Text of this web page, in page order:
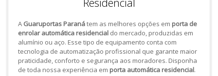
A Guaruportas Paranátem as melhores opções em porta de
enrolar automática residencialdo mercado, produzidas em
alumínio ou aço. Esse tipo de equipamento conta com
tecnologia de automatização profissional que garante maior
praticidade, conforto e segurança aos moradores. Disponha
de toda nossa experiência em porta automática residencial.